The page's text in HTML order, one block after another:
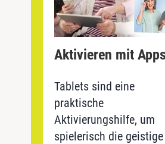
Aktivieren mit Apps
Tablets sind eine
praktische
Aktivierungshilfe, um
spielerisch die geistige